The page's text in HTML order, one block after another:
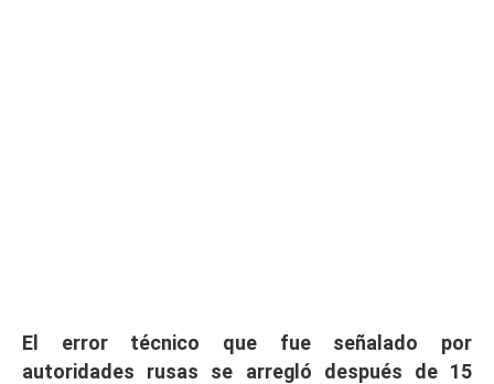
El error técnico que fue señalado por
autoridades rusas se arregló después de 15